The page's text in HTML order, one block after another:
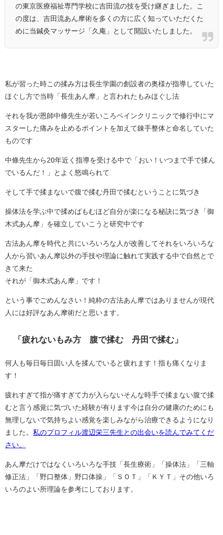
の東京医療福祉専門学校に吉田流の技を受け継ぎました。こ
の度は、吉田流あん摩術を多くの方に広く知っていただくた
めに当鍼灸マッサージ「久庵」として開設いたしました。
私が習った時この揉み方は長生学園の創設者の奥様が指導していた
ほぐし方で当時「長生あん摩」と言われたもみほぐし法
それを我が恩師中條先生が若いころペインクリニックで修行中にマ
スターした痛みを止めるポイントを加えて錬手整体と命名していた
ものです
中條先生から20年近く指導を受ける中で「おい！いつまで手で揉ん
でいるんだ！」とよく怒鳴られて
そして手で揉まないで腹で揉む丹田で揉むということに気づき
操体法を学ぶ中で揉めばもむほど自分が楽になる秘訣に気づき「御
木式あん摩」を確立していこうと研究中です
古法あん摩を時代と共にいろいろな人が改善してそれをいろいろな
人から習いあん摩以外の手技や理論に触れて実践する中で自然とで
きて来た
それが「御木式あん摩」です！
という事でごめんなさい！純粋の古法あん摩ではありませんが現代
人には好評なあん摩術だと思います。
「疲れないもみ方 腹で揉む 丹田で揉む」
何人も毎日毎日固い人を揉んでいると疲れます！指も痛くなりま
す！
疲れすぎて指が痛すぎて力が入らないそんな時手で揉まない腹で揉
むと言う感覚に気づいた経験が有ります今は自分の健康のためにも
無理しないで気持ちよい感覚を楽しみながら治療できるようになり
ました。 私のプロフィル渡辺栄三先生との出会いを読んでみてくだ
さい。
あん摩だけではなくいろいろな手技「長生療術」「操体法」「三軸
修正法」「野口整体」野口体操」「ＳＯＴ」「ＫＹＴ」その他いろ
いろのよい所理論を参考にしております。